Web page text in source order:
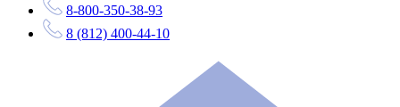
8-800-350-38-93
8 (812) 400-44-10